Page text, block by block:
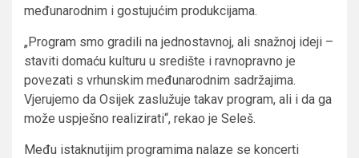
međunarodnim i gostujućim produkcijama.
„Program smo gradili na jednostavnoj, ali snažnoj ideji –
staviti domaću kulturu u središte i ravnopravno je
povezati s vrhunskim međunarodnim sadržajima.
Vjerujemo da Osijek zaslužuje takav program, ali i da ga
može uspješno realizirati“, rekao je Seleš.
Među istaknutijim programima nalaze se koncerti